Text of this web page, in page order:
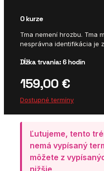
O kurze
Tma nemení hrozbu. Tma
nesprávna identifikácia je
Dĺžka trvania: 6 hodín
159,00 €
Dostupné termíny
Ľutujeme, tento
nemá vypísaný
môžete z